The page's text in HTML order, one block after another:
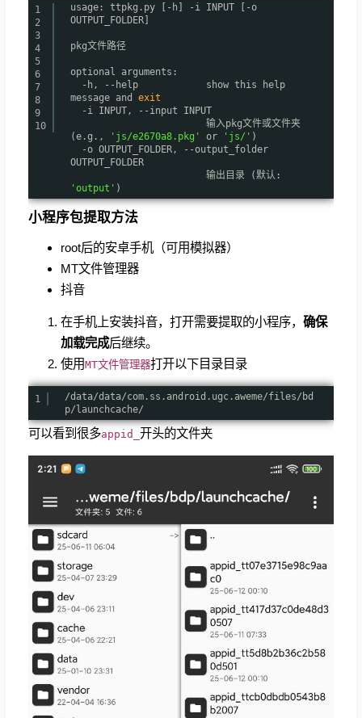
1
2
3
4
5
6
7
8
9
10
usage: ttpkg.py [-h] -i INPUT [-o
OUTPUT_FOLDER]
pkg文件路径
optional arguments:
-h, --help show this help
message and exit
-i INPUT, --input INPUT
输入pkg文件或文件夹
(e.g.,
'js/e2670a8.pkg' or 'js/' )
-o OUTPUT_FOLDER, --output_folder
OUTPUT_FOLDER
输出目录 (默认:
'output' )
小程序包提取方法
root后的安卓手机（可用模拟器）
MT文件管理器
抖音
在手机上安装抖音，打开需要提取的小程序， 确保
加载完成后继续。
使用MT文件管理器打开以下目录目录
1
/data/data/com.ss.android.ugc.aweme/files/bd
p/launchcache/
可以看到很多appid_ 开头的文件夹